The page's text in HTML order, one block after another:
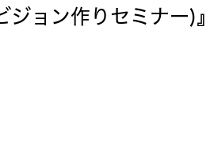
ジョン作りセミナ